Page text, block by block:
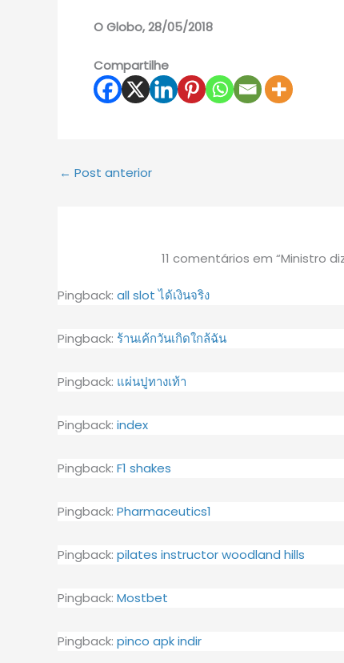
O Globo, 28/05/2018
Compartilhe
← Post anterior
11 comentários em “Ministro
Pingback: all slot ได้เงินจริง
Pingback: ร้านเค้กวันเกิดใกล้ฉัน
Pingback: แผ่นปูทางเท้า
Pingback: index
Pingback: F1 shakes
Pingback: Pharmaceutics1
Pingback: pilates instructor woodland hills
Pingback: Mostbet
Pingback: pinco apk indir